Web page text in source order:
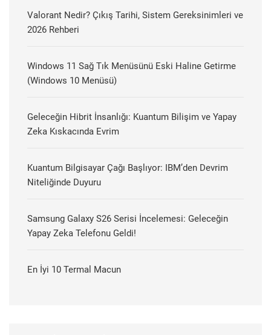
Valorant Nedir? Çıkış Tarihi, Sistem Gereksinimleri ve
2026 Rehberi
Windows 11 Sağ Tık Menüsünü Eski Haline Getirme
(Windows 10 Menüsü)
Geleceğin Hibrit İnsanlığı: Kuantum Bilişim ve Yapay
Zeka Kıskacında Evrim
Kuantum Bilgisayar Çağı Başlıyor: IBM’den Devrim
Niteliğinde Duyuru
Samsung Galaxy S26 Serisi İncelemesi: Geleceğin
Yapay Zeka Telefonu Geldi!
En İyi 10 Termal Macun